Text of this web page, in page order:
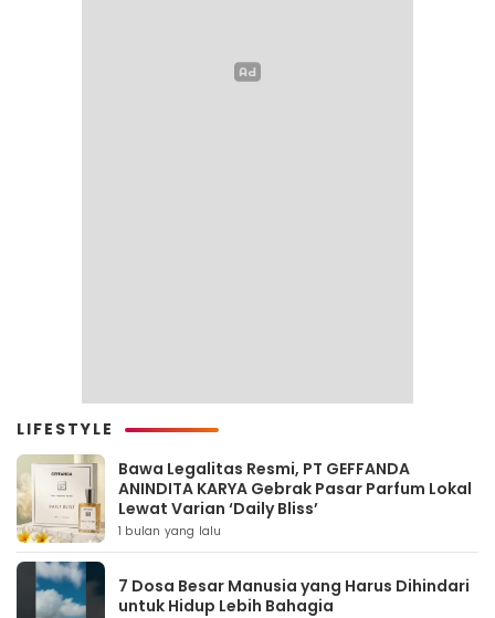
LIFESTYLE
Bawa Legalitas Resmi, PT GEFFANDA
ANINDITA KARYA Gebrak Pasar Parfum Lokal
Lewat Varian ‘Daily Bliss’
1 bulan yang lalu
7 Dosa Besar Manusia yang Harus Dihindari
untuk Hidup Lebih Bahagia